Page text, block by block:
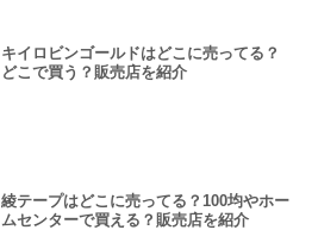
キイロビンゴールドはどこに売ってる？
どこで買う？販売店を紹介
綾テープはどこに売ってる？100均やホー
ムセンターで買える？販売店を紹介